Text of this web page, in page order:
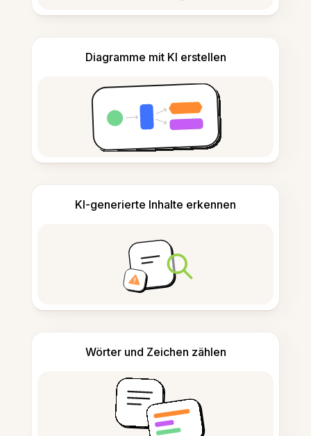
Diagramme mit KI erstellen
KI-generierte Inhalte erkennen
Wörter und Zeichen zählen